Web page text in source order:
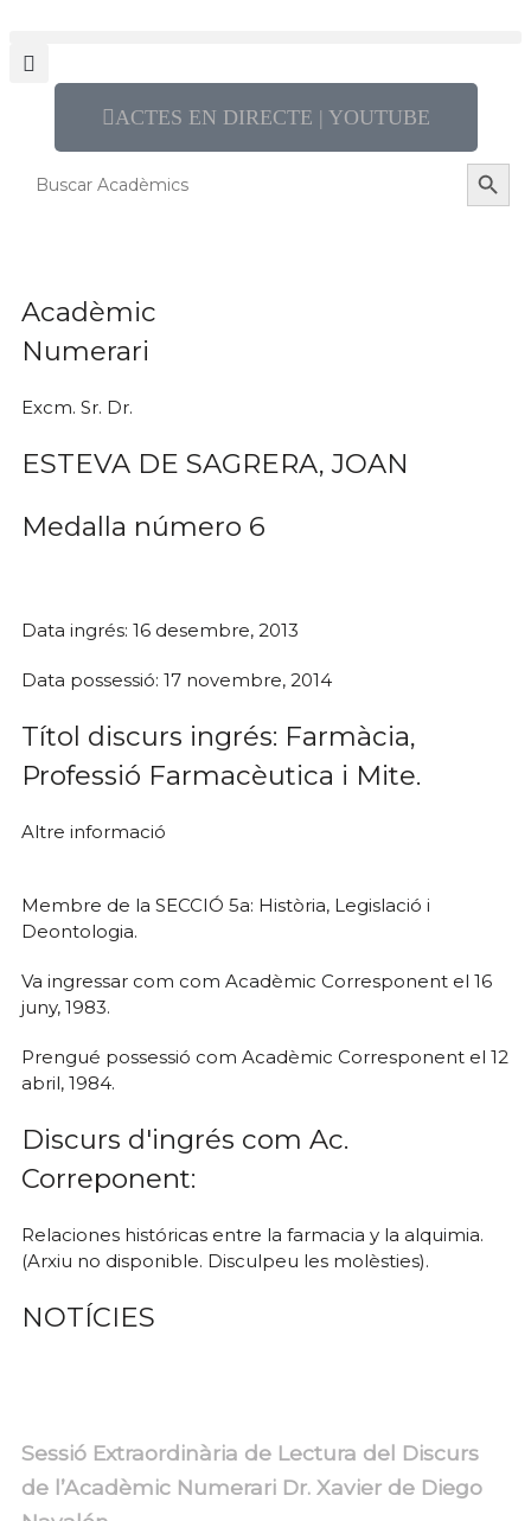
ACTES EN DIRECTE | YOUTUBE
for:
Search
Acadèmic
Numerari
Excm. Sr. Dr.
ESTEVA DE SAGRERA, JOAN
Medalla número 6
Data ingrés: 16 desembre, 2013
Data possessió: 17 novembre, 2014
Títol discurs ingrés: Farmàcia,
Professió Farmacèutica i Mite.
Altre informació
Membre de la SECCIÓ 5a: Història, Legislació i
Deontologia.
Va ingressar com com Acadèmic Corresponent el 16
juny, 1983.
Prengué possessió com Acadèmic Corresponent el 12
abril, 1984.
Discurs d'ingrés com Ac.
Correponent:
Relaciones históricas entre la farmacia y la alquimia.
(Arxiu no disponible. Disculpeu les molèsties).
NOTÍCIES
Sessió Extraordinària de Lectura del Discurs
de l’Acadèmic Numerari Dr. Xavier de Diego